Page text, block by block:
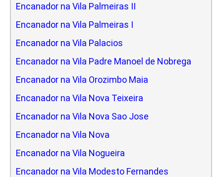
Encanador na Vila Palmeiras II
Encanador na Vila Palmeiras I
Encanador na Vila Palacios
Encanador na Vila Padre Manoel de Nobrega
Encanador na Vila Orozimbo Maia
Encanador na Vila Nova Teixeira
Encanador na Vila Nova Sao Jose
Encanador na Vila Nova
Encanador na Vila Nogueira
Encanador na Vila Modesto Fernandes